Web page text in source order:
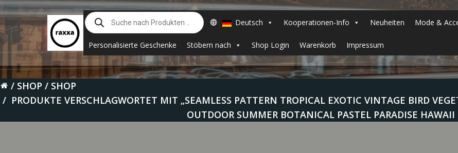
Zum
Inhalt
springen
Suche
nach
Produkten
Deutsch Kooperationen-Info Neuheiten Mode &
Personalisierte Geschenke Stöbern nach Shop Login Warenkorb Impressum
SHOP
SHOP
PRODUKTE VERSCHLAGWORTET MIT „SEAMLESS PATTERN TROPICAL EXOTIC VINTAGE BIRD
OUTDOOR SUMMER BOTANICAL PASTEL PARADISE HAWAII